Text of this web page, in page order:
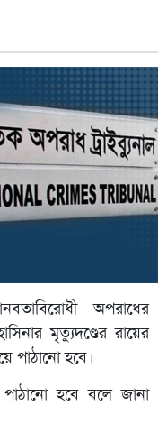
অপরাধের
মৃত্যুদণ্ডের রায়ের
পাঠানো হবে।
হবে বলে জানা